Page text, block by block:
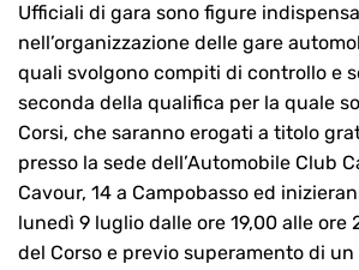
Ufficiali di gara sono figure
nell’organizzazione delle gare
quali svolgono compiti di controllo e
seconda della qualifica per la quale
Corsi, che saranno erogati a titolo
presso la sede dell’Automobile Club
Cavour, 14 a Campobasso ed
lunedì 9 luglio dalle ore 19,00 alle ore
del Corso e previo superamento di